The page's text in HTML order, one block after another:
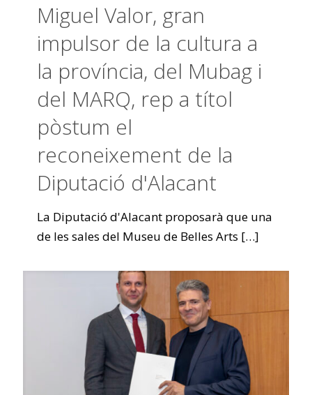
Miguel Valor, gran
impulsor de la cultura a
la província, del Mubag i
del MARQ, rep a títol
pòstum el
reconeixement de la
Diputació d'Alacant
La Diputació d'Alacant proposarà que una
de les sales del Museu de Belles Arts […]